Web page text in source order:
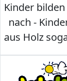
Kinder
nach -
aus Holz